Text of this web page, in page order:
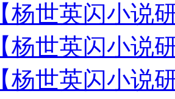
【杨世英闪小说
【杨世英闪小说
【杨世英闪小说